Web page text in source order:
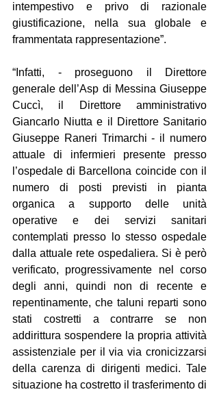
intempestivo e privo di razionale
giustificazione, nella sua globale e
frammentata rappresentazione”.
“Infatti, - proseguono il Direttore
generale dell’Asp di Messina Giuseppe
Cuccì, il Direttore amministrativo
Giancarlo Niutta e il Direttore Sanitario
Giuseppe Raneri Trimarchi - il numero
attuale di infermieri presente presso
l’ospedale di Barcellona coincide con il
numero di posti previsti in pianta
organica a supporto delle unità
operative e dei servizi sanitari
contemplati presso lo stesso ospedale
dalla attuale rete ospedaliera. Si è però
verificato, progressivamente nel corso
degli anni, quindi non di recente e
repentinamente, che taluni reparti sono
stati costretti a contrarre se non
addirittura sospendere la propria attività
assistenziale per il via via cronicizzarsi
della carenza di dirigenti medici. Tale
situazione ha costretto il trasferimento di